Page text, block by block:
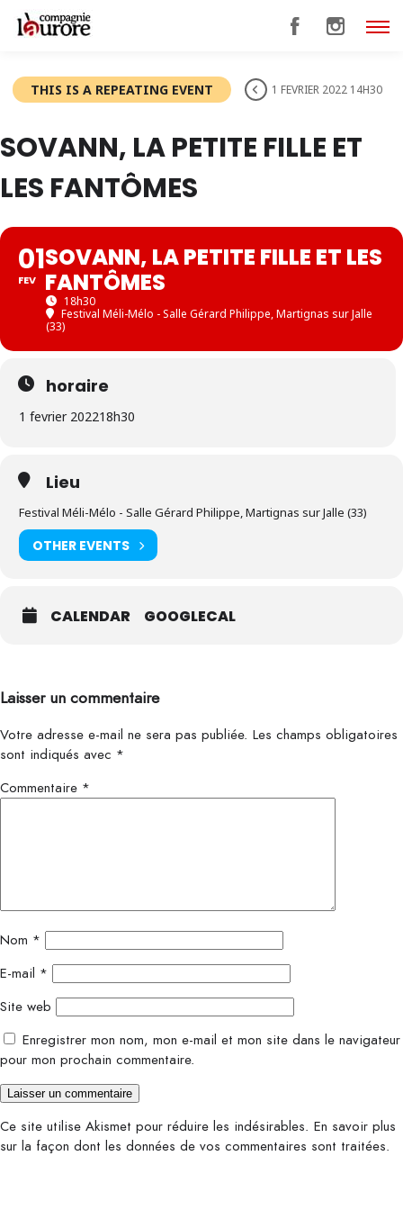
THIS IS A REPEATING EVENT 1 FEVRIER 2022 14H30
SOVANN, LA PETITE FILLE ET
LES FANTÔMES
01
FEV
SOVANN, LA PETITE FILLE ET LES
FANTÔMES
18h30
Festival Méli-Mélo - Salle Gérard Philippe, Martignas sur Jalle
(33)
horaire
1 fevrier 202218h30
Lieu
Festival Méli-Mélo - Salle Gérard Philippe, Martignas sur Jalle (33)
OTHER EVENTS
CALENDAR GOOGLECAL
Laisser un commentaire
Votre adresse e-mail ne sera pas publiée. Les champs obligatoires
sont indiqués avec *
Commentaire *
Nom *
E-mail *
Site web
Enregistrer mon nom, mon e-mail et mon site dans le navigateur
pour mon prochain commentaire.
Ce site utilise Akismet pour réduire les indésirables. En savoir plus
sur la façon dont les données de vos commentaires sont traitées.